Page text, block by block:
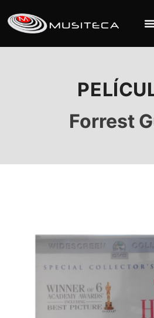
Forrest